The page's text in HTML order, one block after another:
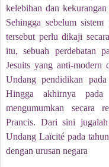
kelebihan dan
Sehingga sebelum
tersebut perlu dikaji
itu, sebuah perdebatan
Jesuits yang anti-modern
Undang pendidikan
Hingga akhirnya
mengumumkan secara
Prancis. Dari sini
Undang Laïcité pada
dengan urusan negara